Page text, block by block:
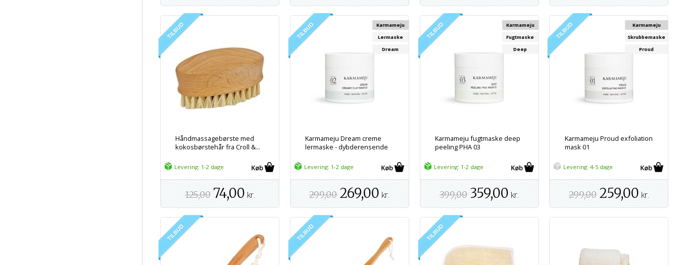
Håndmassagebørste med
kokosbørstehår fra Croll &...
Levering: 1-2 dage
125,00 74,00 kr.
Karmameju Dream creme
lermaske - dybderensende
Karmameju
Lermaske
Dream
Levering: 1-2 dage
299,00 269,00 kr.
Karmameju fugtmaske deep
peeling PHA 03
Karmameju
Fugtmaske
Deep
Levering: 1-2 dage
399,00 359,00 kr.
Karmameju Proud exfoliation
mask 01
Karmameju
Skrubbemaske
Proud
Levering: 4-5 dage
299,00 259,00 kr.